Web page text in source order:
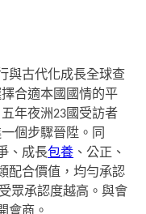
與古代化成長全球查
合適本國國情的平
年夜洲23國受訪者
個步驟晉陞。同
、成長包養 、公正、
配合價值，均勻承認
眾承認度越高。與會
會商。